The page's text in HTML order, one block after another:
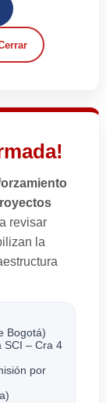
revisar
la
Bogotá)
SCI – Cra 4
por